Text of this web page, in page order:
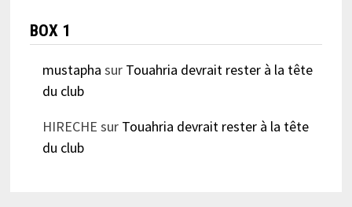
BOX 1
mustapha sur Touahria devrait rester à la tête
du club
HIRECHE sur Touahria devrait rester à la tête
du club